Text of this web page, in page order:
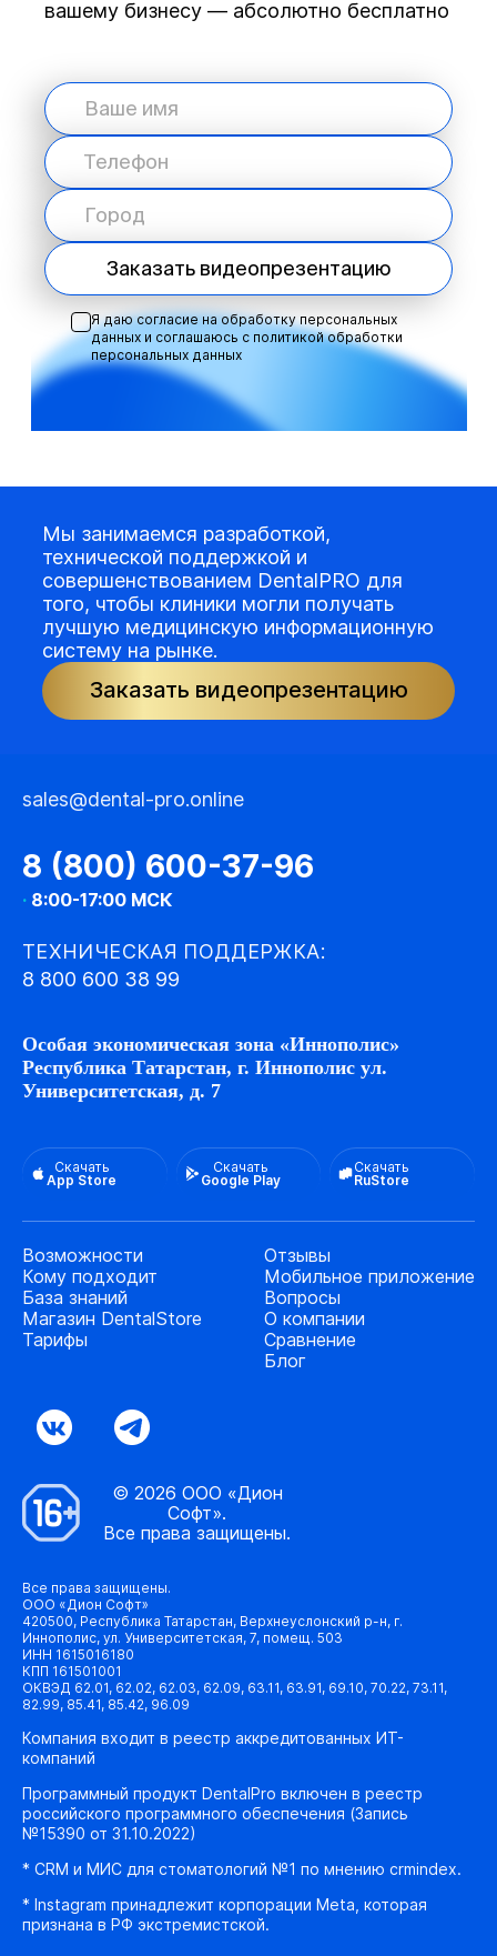
вашему бизнесу — абсолютно бесплатно
Заказать видеопрезентацию
Я даю согласие на обработку персональных
данных и соглашаюсь с политикой обработки
персональных данных
Мы занимаемся разработкой,
технической поддержкой и
совершенствованием DentalPRO для
того, чтобы клиники могли получать
лучшую медицинскую информационную
систему на рынке.
Заказать видеопрезентацию
sales@dental-pro.online
8 (800) 600-37-96
· 8:00-17:00 МСК
ТЕХНИЧЕСКАЯ ПОДДЕРЖКА:
8 800 600 38 99
Особая экономическая зона «Иннополис»
Республика Татарстан, г. Иннополис ул.
Университетская, д. 7
Скачать
App Store
Скачать
Google Play
Скачать
RuStore
Возможности
Кому подходит
База знаний
Магазин DentalStore
Тарифы
Отзывы
Мобильное приложение
Вопросы
О компании
Сравнение
Блог
© 2026 ООО «Дион
Софт».
Все права защищены.
Все права защищены.
ООО «Дион Софт»
420500, Республика Татарстан, Верхнеуслонский р-н, г.
Иннополис, ул. Университетская, 7, помещ. 503
ИНН 1615016180
КПП 161501001
ОКВЭД 62.01, 62.02, 62.03, 62.09, 63.11, 63.91, 69.10, 70.22, 73.11,
82.99, 85.41, 85.42, 96.09
Компания входит в реестр аккредитованных ИТ-
компаний
Программный продукт DentalPro включен в реестр
российского программного обеспечения (Запись
№15390 от 31.10.2022)
* CRM и МИС для стоматологий №1 по мнению crmindex.
* Instagram принадлежит корпорации Meta, которая
признана в РФ экстремистской.